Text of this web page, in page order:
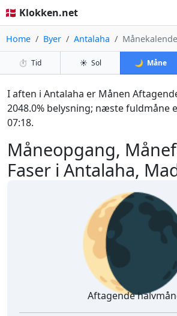
🇩🇰 Klokken.net
Home Byer Antalaha
⏱️ Tid ☀️ Sol 🌙 Måne
Måneopgang,
Faser i Antalaha,
I aften i Antalaha er Månen
2048.0% belysning; næste fuldmåne
07:18.
Aftagende